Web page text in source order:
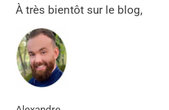
À très bientôt sur le blog,